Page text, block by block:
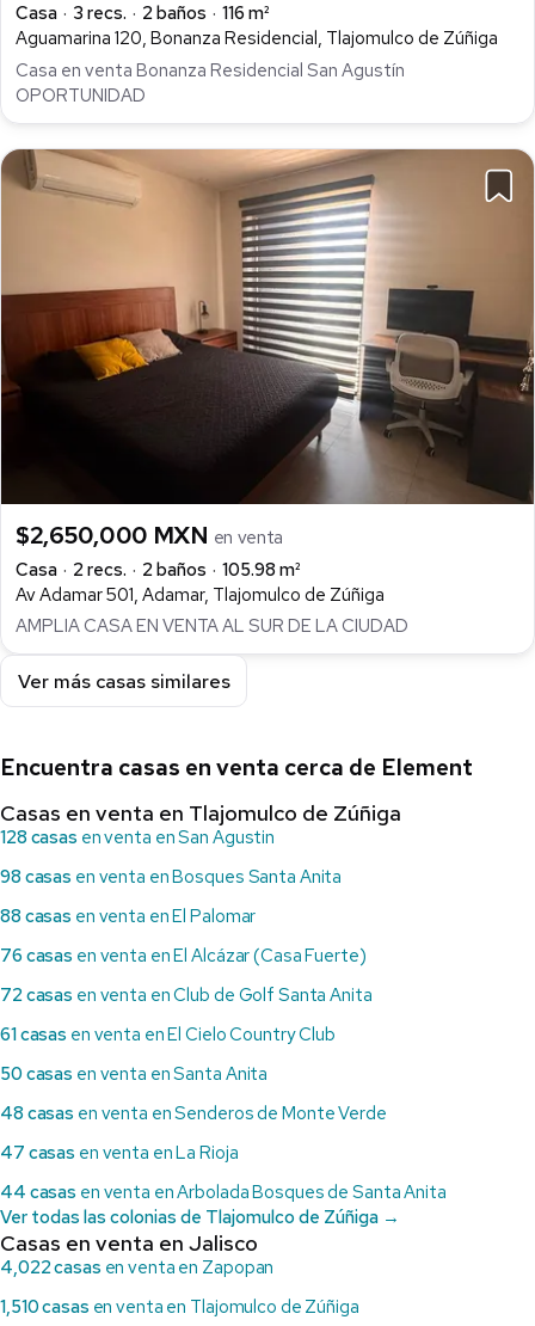
Casa
3 recs. 2 baños
116 m²
Aguamarina 120, Bonanza Residencial, Tlajomulco de Zúñiga
Casa en venta Bonanza Residencial San Agustín
OPORTUNIDAD
$2,650,000 MXN en venta
Casa
2 recs. 2 baños
105.98 m²
Av Adamar 501, Adamar, Tlajomulco de Zúñiga
AMPLIA CASA EN VENTA AL SUR DE LA CIUDAD
Ver más casas similares
Encuentra casas en venta cerca de Element
Casas en venta en Tlajomulco de Zúñiga
128 casas en venta en San Agustin
98 casas en venta en Bosques Santa Anita
88 casas en venta en El Palomar
76 casas en venta en El Alcázar (Casa Fuerte)
72 casas en venta en Club de Golf Santa Anita
61 casas en venta en El Cielo Country Club
50 casas en venta en Santa Anita
48 casas en venta en Senderos de Monte Verde
47 casas en venta en La Rioja
44 casas en venta en Arbolada Bosques de Santa Anita
Ver todas las colonias de Tlajomulco de Zúñiga →
Casas en venta en Jalisco
4,022 casas en venta en Zapopan
1,510 casas en venta en Tlajomulco de Zúñiga